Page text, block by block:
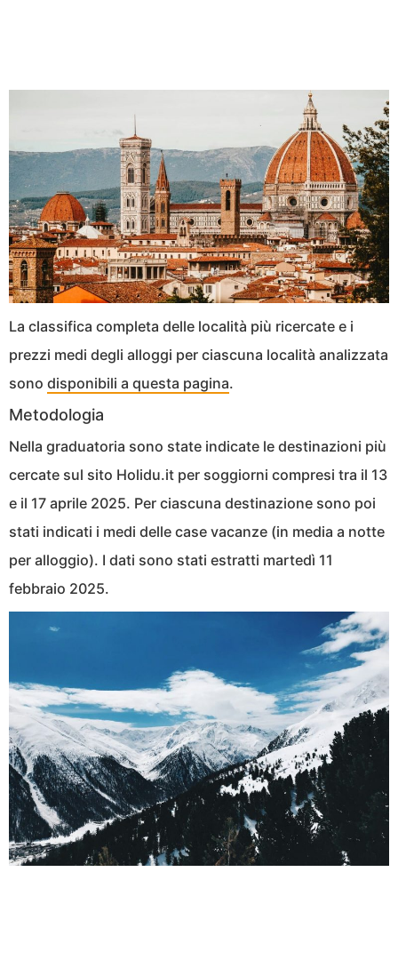
La classifica completa delle località più ricercate e i
prezzi medi degli alloggi per ciascuna località analizzata
sono disponibili a questa pagina.
Metodologia
Nella graduatoria sono state indicate le destinazioni più
cercate sul sito Holidu.it per soggiorni compresi tra il 13
e il 17 aprile 2025. Per ciascuna destinazione sono poi
stati indicati i medi delle case vacanze (in media a notte
per alloggio). I dati sono stati estratti martedì 11
febbraio 2025.